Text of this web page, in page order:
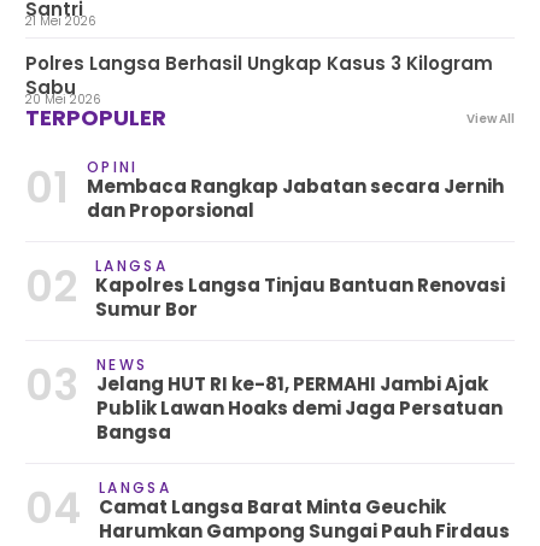
Santri
21 Mei 2026
Polres Langsa Berhasil Ungkap Kasus 3 Kilogram
Sabu20 Mei 2026
TERPOPULER View All
01 OPINI
Membaca Rangkap Jabatan secara Jernih
dan Proporsional
02 LANGSA
Kapolres Langsa Tinjau Bantuan Renovasi
Sumur Bor
03 NEWS
Jelang HUT RI ke-81, PERMAHI Jambi Ajak
Publik Lawan Hoaks demi Jaga Persatuan
Bangsa
04 LANGSA
Camat Langsa Barat Minta Geuchik
Harumkan Gampong Sungai Pauh Firdaus